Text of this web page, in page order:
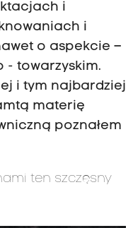
i
i
o aspekcie –
- towarzyskim.
i tym najbardziej
materię
poznałem
ten szczęsny